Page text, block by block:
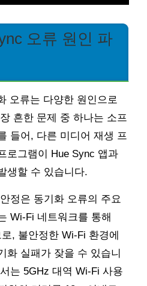
오류 원인 파
오류는 다양한 원인으로
흔한 문제 중 하나는 소프
들어, 다른 미디어 재생 프
로그램이 Hue Sync 앱과
생할 수 있습니다.
정은 동기화 오류의 주요
Wi-Fi 네트워크를 통해
, 불안정한 Wi-Fi 환경에
화 실패가 잦을 수 있습니
는 5GHz 대역 Wi-Fi 사용